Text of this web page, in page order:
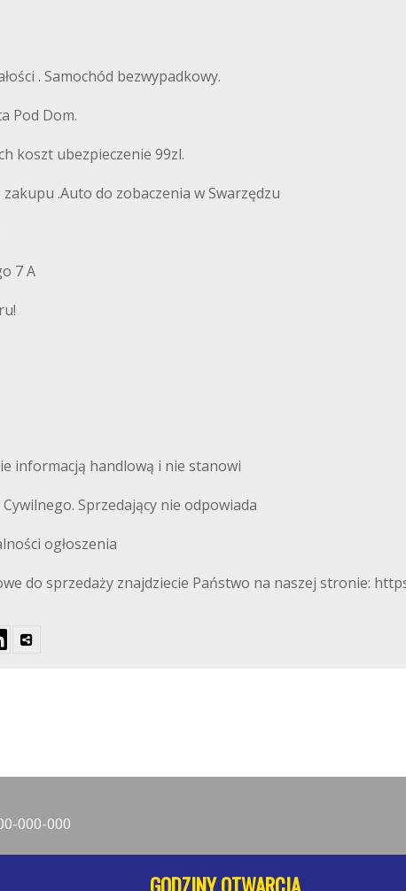
. Samochód bezwypadkowy.
Pod Dom.
koszt ubezpieczenie 99zl.
.Auto do zobaczenia w Swarzędzu
7 A
informacją handlową i nie stanowi
Sprzedający nie odpowiada
ogłoszenia
do sprzedaży znajdziecie Państwo na naszej stronie:
000-000